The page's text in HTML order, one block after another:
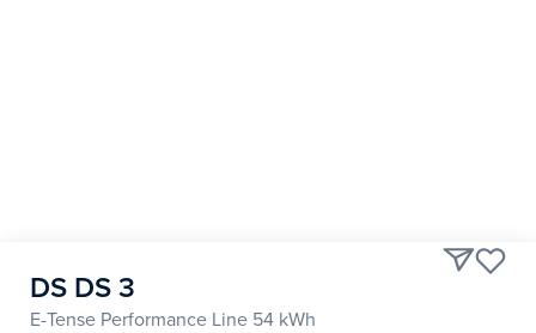
DS DS 3
E-Tense Performance Line 54 kWh